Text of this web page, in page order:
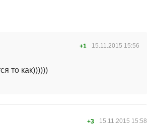
15.11.2015 15:56
+1
то как))))))
15.11.2015 15:58
+3